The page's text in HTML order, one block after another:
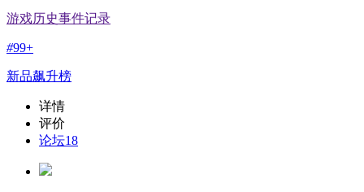
游戏历史事件记录
#99+
新品飙升榜
详情
评价
论坛18